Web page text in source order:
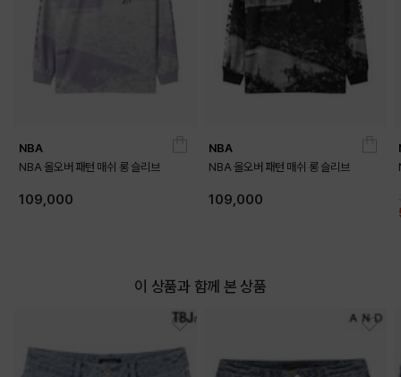
NBA
NBA 올오버 패턴 매쉬 롱 슬리브
109,000
NBA
NBA 올오버 패턴 매쉬 롱 슬리브
109,000
이 상품과 함께 본 상품